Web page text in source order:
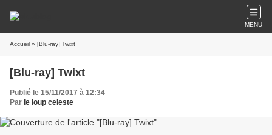
MENU
Accueil » [Blu-ray] Twixt
[Blu-ray] Twixt
Publié le 15/11/2017 à 12:34
Par le loup celeste